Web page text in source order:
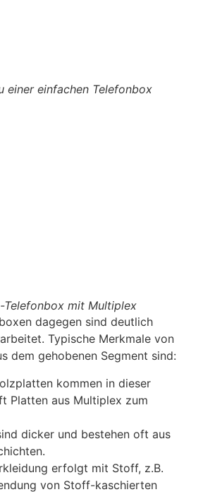
einer einfachen Telefonbox
Telefonbox mit Multiplex
dagegen sind deutlich
Typische Merkmale von
dem gehobenen Segment sind:
kommen in dieser
Platten aus Multiplex zum
dicker und bestehen oft aus
erfolgt mit Stoff, z.B.
von Stoff-kaschierten